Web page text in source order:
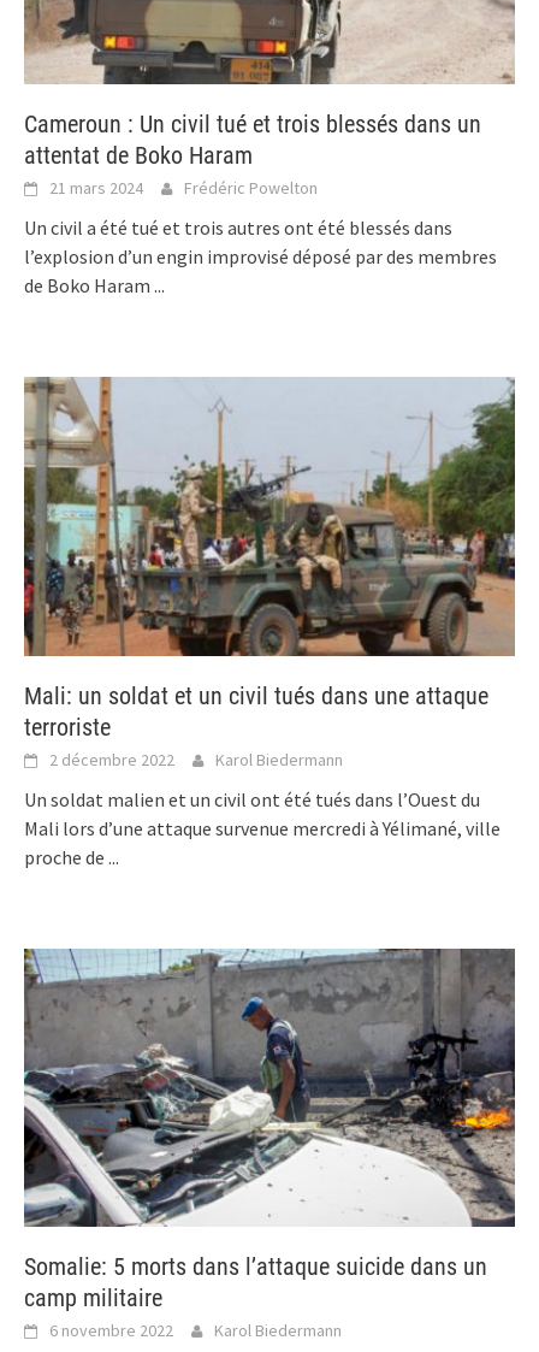
Cameroun : Un civil tué et trois blessés dans un
attentat de Boko Haram
21 mars 2024 Frédéric Powelton
Un civil a été tué et trois autres ont été blessés dans
l’explosion d’un engin improvisé déposé par des membres
de Boko Haram ...
Mali: un soldat et un civil tués dans une attaque
terroriste
2 décembre 2022 Karol Biedermann
Un soldat malien et un civil ont été tués dans l’Ouest du
Mali lors d’une attaque survenue mercredi à Yélimané, ville
proche de ...
Somalie: 5 morts dans l’attaque suicide dans un
camp militaire
6 novembre 2022 Karol Biedermann